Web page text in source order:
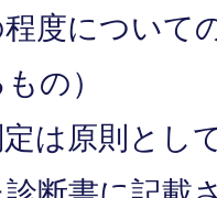
度について
の）
は原則とし